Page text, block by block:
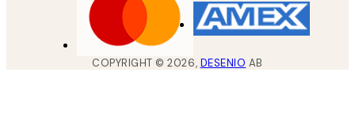
COPYRIGHT ©2026, DESENIO AB